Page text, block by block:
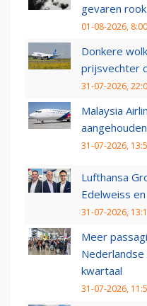
gevaren
01-08-2026, 8:00
Donkere
prijsvechter
31-07-2026,
Malaysia
31-07-2026,
Lufthansa
Edelweiss
31-07-2026,
Meer
kwartaal
31-07-2026,